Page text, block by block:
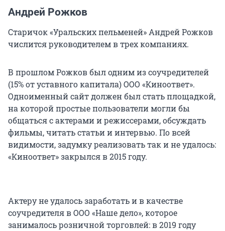
Андрей Рожков
Старичок «Уральских пельменей» Андрей Рожков
числится руководителем в трех компаниях.
В прошлом Рожков был одним из соучредителей
(15% от уставного капитала)ООО «Киноответ».
Одноименный сайт должен был стать площадкой,
на которой простые пользователи могли бы
общаться с актерами и режиссерами, обсуждать
фильмы, читать статьи и интервью. По всей
видимости, задумку реализовать так и не удалось:
«Киноответ» закрылся в 2015 году.
Актеру не удалось заработать и в качестве
соучредителя в ООО «Наше дело», которое
занималось розничной торговлей: в 2019 году